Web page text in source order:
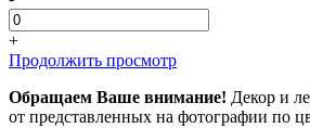
+
Продолжить просмотр
Обращаем Ваше внимание! Декор и
от представленных на фотографии по